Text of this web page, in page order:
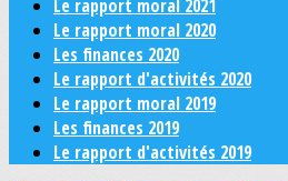
Le rapport moral 2021
Le rapport moral 2020
Les finances 2020
Le rapport d'activités 2020
Le rapport moral 2019
Les finances 2019
Le rapport d'activités 2019